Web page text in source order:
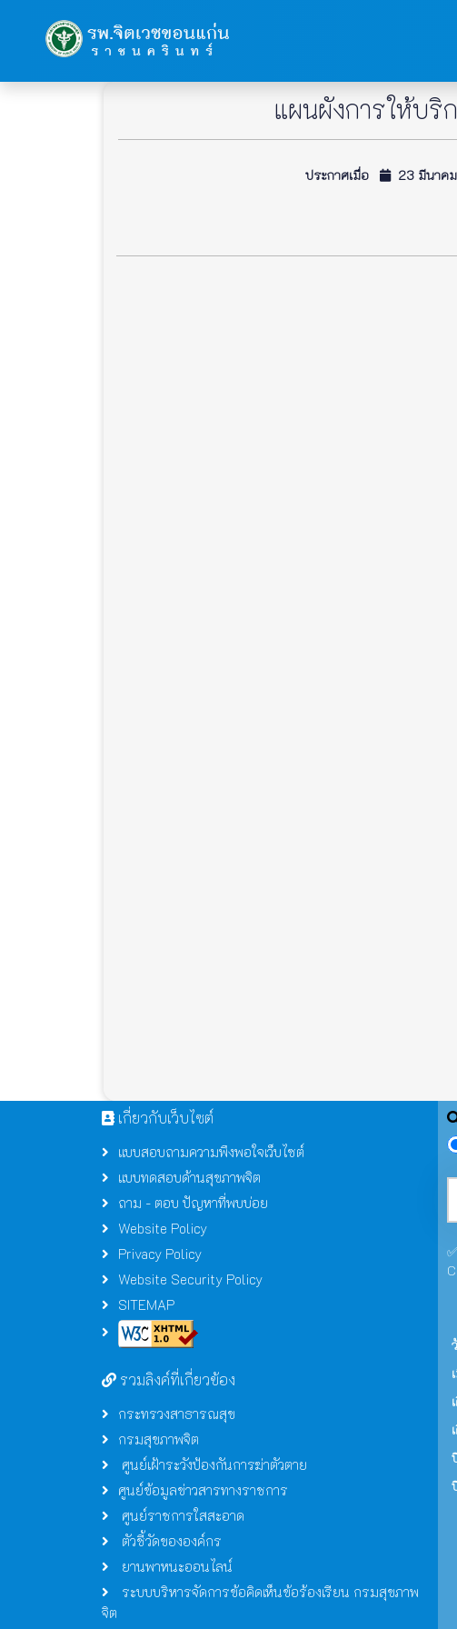
แผนผังการให้บริ
ประกาศเมื่อ 23 มีนาคม
เกี่ยวกับเว็บไซต์
แบบสอบถามความพึงพอใจเว็บไซต์
แบบทดสอบด้านสุขภาพจิต
ถาม - ตอบ ปัญหาที่พบบ่อย
Website Policy
Privacy Policy
Website Security Policy
SITEMAP
รวมลิงค์ที่เกี่ยวข้อง
กระทรวงสาธารณสุข
กรมสุขภาพจิต
ศูนย์เฝ้าระวังป้องกันการฆ่าตัวตาย
ศูนย์ข้อมูลข่าวสารทางราชการ
ศูนย์ราชการใสสะอาด
ตัวชี้วัดขององค์กร
ยานพาหนะออนไลน์
ระบบบริหารจัดการข้อคิดเห็นข้อร้องเรียน กรมสุขภาพ
จิต